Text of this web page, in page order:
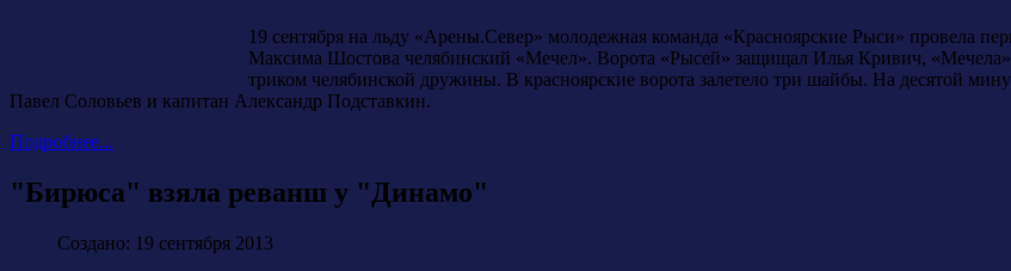
19 сентября на льду «Арены.Север» молодежная команда «Красноярские Рыси» провела
Максима Шостова челябинский «Мечел». Ворота «Рысей» защищал Илья Кривич,
триком челябинской дружины. В красноярские ворота залетело три шайбы. На десятой
Павел Соловьев и капитан Александр Подставкин.
Подробнее...
"Бирюса" взяла реванш у "Динамо"
Создано: 19 сентября 2013